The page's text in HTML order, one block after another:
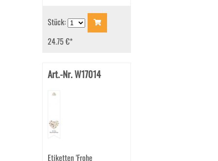
Stück:
24.75 €*
Art.-Nr. W17014
Etiketten 'Frohe